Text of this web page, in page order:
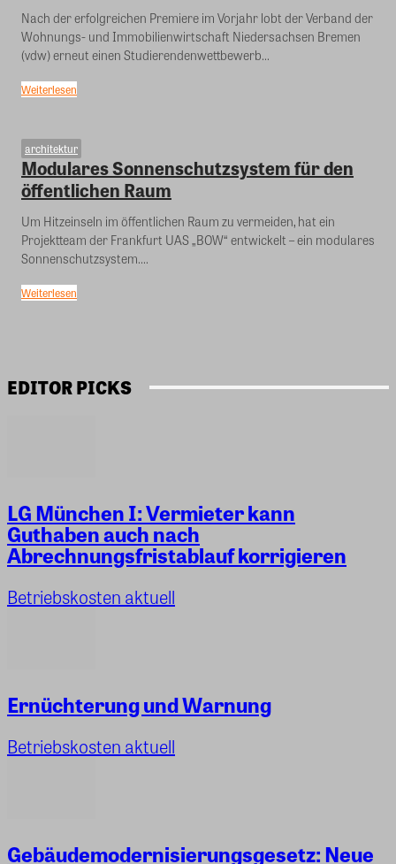
Nach der erfolgreichen Premiere im Vorjahr lobt der Verband der
Wohnungs- und Immobilienwirtschaft Niedersachsen Bremen
(vdw) erneut einen Studierendenwettbewerb...
Weiterlesen
architektur
Modulares Sonnenschutzsystem für den
öffentlichen Raum
Um Hitzeinseln im öffentlichen Raum zu vermeiden, hat ein
Projektteam der Frankfurt UAS „BOW“ entwickelt – ein modulares
Sonnenschutzsystem....
Weiterlesen
EDITOR PICKS
LG München I: Vermieter kann
Guthaben auch nach
Abrechnungsfristablauf korrigieren
Betriebskosten aktuell
Ernüchterung und Warnung
Betriebskosten aktuell
Gebäudemodernisierungsgesetz: Neue